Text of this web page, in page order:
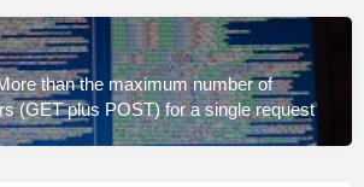
than the maximum number of
(GET plus POST) for a single request